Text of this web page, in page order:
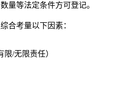
量等法定条件方可登记。
考量以下因素：
/无限责任）